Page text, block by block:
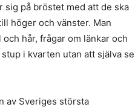
sig på bröstet med att de ska
höger och vänster. Man
hår, frågar om länkar och
i kvarten utan att själva se
av Sveriges största